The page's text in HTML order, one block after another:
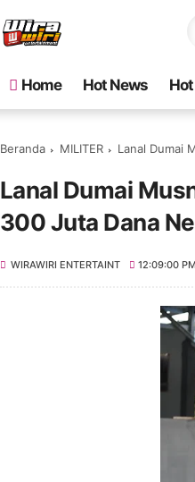
Home Hot News
Beranda MILITER Lanal Dumai
Lanal Dumai
300 Juta Dana
WIRAWIRI ENTERTAINT 12:09:00 PM